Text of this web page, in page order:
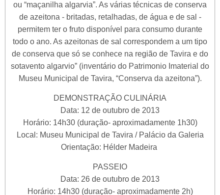
ou “maçanilha algarvia”. As várias técnicas de conserva
de azeitona - britadas, retalhadas, de água e de sal -
permitem ter o fruto disponível para consumo durante
todo o ano. As azeitonas de sal correspondem a um tipo
de conserva que só se conhece na região de Tavira e do
sotavento algarvio” (inventário do Patrimonio Imaterial do
Museu Municipal de Tavira, “Conserva da azeitona”).
DEMONSTRAÇÃO CULINÁRIA
Data: 12 de outubro de 2013
Horário: 14h30 (duração- aproximadamente 1h30)
Local: Museu Municipal de Tavira / Palácio da Galeria
Orientação: Hélder Madeira
PASSEIO
Data: 26 de outubro de 2013
Horário: 14h30 (duração- aproximadamente 2h)